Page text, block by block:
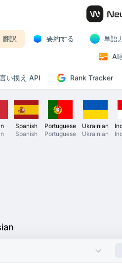
翻訳 要約する 単語
AI
言い換え API Rank Tracker
Spanish
Spanish
Portuguese
Portuguese
Ukrainian
Ukrainian